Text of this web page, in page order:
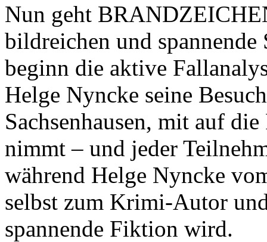
Nun geht
bildreichen und spannende
beginn die aktive
Helge Nyncke seine
Sachsenhausen, mit auf
nimmt – und jeder
während Helge Nyncke
selbst zum Krimi-Autor
spannende Fiktion wird.